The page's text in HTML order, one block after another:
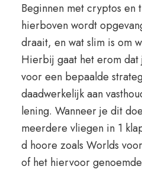
Beginnen met cryptos en
hierboven wordt
draait, en wat slim is om
Hierbij gaat het erom dat
voor een bepaalde
daadwerkelijk aan
lening. Wanneer je dit
meerdere vliegen in 1
d hoore zoals Worlds
of het hiervoor